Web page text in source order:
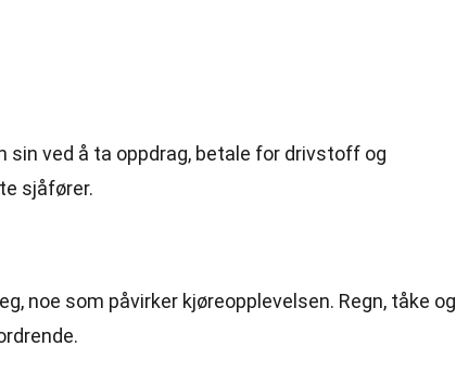
sin ved å ta oppdrag, betale for drivstoff og
sjåfører.
noe som påvirker kjøreopplevelsen. Regn, tåke og